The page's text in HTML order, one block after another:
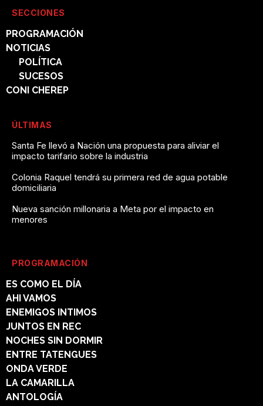
SECCIONES
PROGRAMACIÓN
NOTICIAS
POLÍTICA
SUCESOS
CONI CHEREP
ÚLTIMAS
Santa Fe llevó a Nación una propuesta para aliviar el
impacto tarifario sobre la industria
Colonia Raquel tendrá su primera red de agua potable
domiciliaria
Nueva sanción millonaria a Meta por el impacto en
menores
PROGRAMACIÓN
ES COMO EL DÍA
AHI VAMOS
ENEMIGOS INTIMOS
JUNTOS EN REC
NOCHES SIN DORMIR
ENTRE TATENGUES
ONDA VERDE
LA CAMARILLA
ANTOLOGÍA